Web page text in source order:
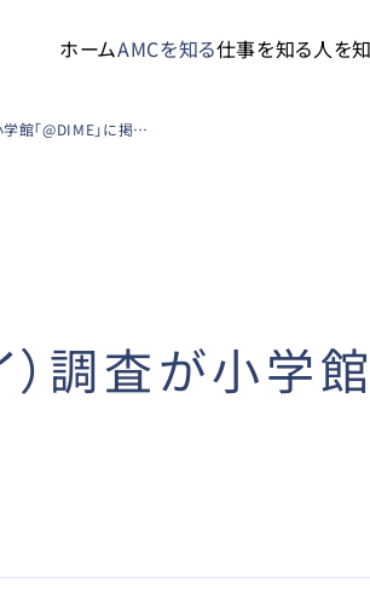
ホームAMCを知る仕事を知る人を
ILACY（アイラシイ）調査が小学館「@DIME」に掲載されました
）調査が小学